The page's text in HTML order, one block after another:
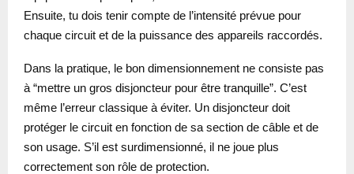
Ensuite, tu dois tenir compte de l’intensité prévue pour
chaque circuit et de la puissance des appareils raccordés.
Dans la pratique, le bon dimensionnement ne consiste pas
à “mettre un gros disjoncteur pour être tranquille”. C’est
même l’erreur classique à éviter. Un disjoncteur doit
protéger le circuit en fonction de sa section de câble et de
son usage. S’il est surdimensionné, il ne joue plus
correctement son rôle de protection.